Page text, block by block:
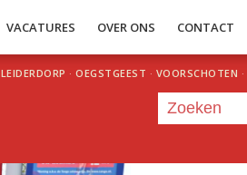
VACATURES OVER ONS CONTACT
LEIDERDORP · OEGSTGEEST · VOORSCHOTEN ·